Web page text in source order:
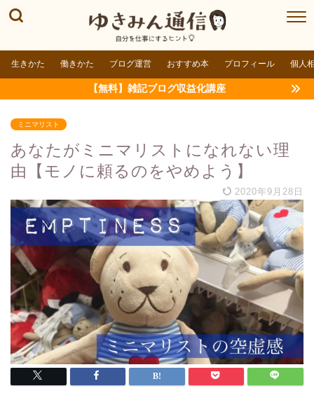
生きかた 働きかた ブログ運営 おすすめ本 プロフィール 個人
【無料】雑記ブログ収益化講座
ミニマリスト
あなたがミニマリストになれない理
由【モノに頼るのをやめよう】
2020年9月28日